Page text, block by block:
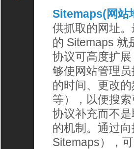
Sitemaps(网站
供抓取的网址
的 Sitemaps 就
协议可高度扩
够使网站管理
的时间、更改
等），以便搜
协议补充而不
的机制。通过
Sitemaps），